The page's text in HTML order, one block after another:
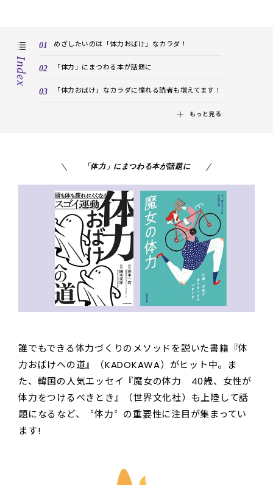
Index
めざしたいのは「体力おばけ」なカラダ！
「体力」にまつわる本が話題に
「体力おばけ」なカラダに憧れる読者も増えてます！
もっと見る
「体力」にまつわる本が話題に
誰でもできる体力づくりのメソッドを説いた書籍『体
力おばけへの道』（KADOKAWA）がヒット中。ま
た、韓国の人気エッセイ『魔女の体力 40歳、女性が
体力をつけるべきとき』（世界文化社）も上陸して話
題になるなど、〝体力〞の重要性に注目が集まってい
ます!